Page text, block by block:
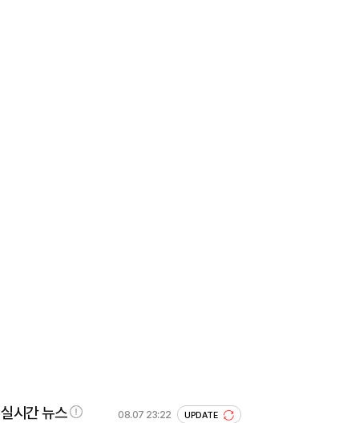
실시간 뉴스 08.07 23:22 UPDATE